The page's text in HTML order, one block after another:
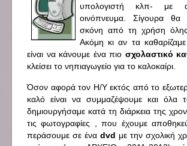
υπολογιστή κλπ-
οινόπνευμα. Σίγουρα θα
σκόνη από τη χρήση όλης
Ακόμη κι αν τα
είναι να κάνουμε ένα πιο σχολαστικό
κλείσει το νηπιαγωγείο για το καλοκαίρι.
Όσον αφορά τον Η/Υ εκτός από το
καλό είναι να συμμαζέψουμε και όλα
δημιουργήσαμε κατά τη διάρκεια της
τις φωτογραφίες , που έχουμε
περάσουμε σε ένα dvd με την σχολική